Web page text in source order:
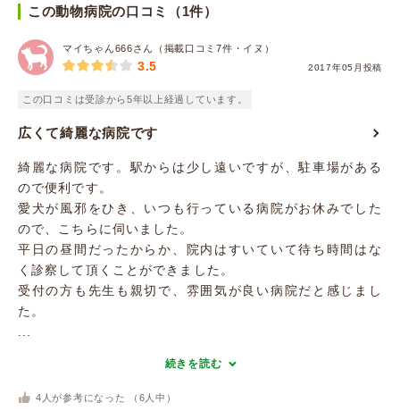
この動物病院の口コミ（1件）
マイちゃん666さん（掲載口コミ7件・イヌ）
2017年05月投稿
3.5
この口コミは受診から5年以上経過しています。
広くて綺麗な病院です
綺麗な病院です。駅からは少し遠いですが、駐車場がある
ので便利です。
愛犬が風邪をひき、いつも行っている病院がお休みでした
ので、こちらに伺いました。
平日の昼間だったからか、院内はすいていて待ち時間はな
く診察して頂くことができました。
受付の方も先生も親切で、雰囲気が良い病院だと感じまし
た。
続きを読む
4 人が参考になった （ 6 人中）